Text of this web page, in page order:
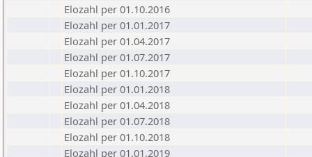
Elozahl per 01.10.2016
Elozahl per 01.01.2017
Elozahl per 01.04.2017
Elozahl per 01.07.2017
Elozahl per 01.10.2017
Elozahl per 01.01.2018
Elozahl per 01.04.2018
Elozahl per 01.07.2018
Elozahl per 01.10.2018
Elozahl per 01.01.2019